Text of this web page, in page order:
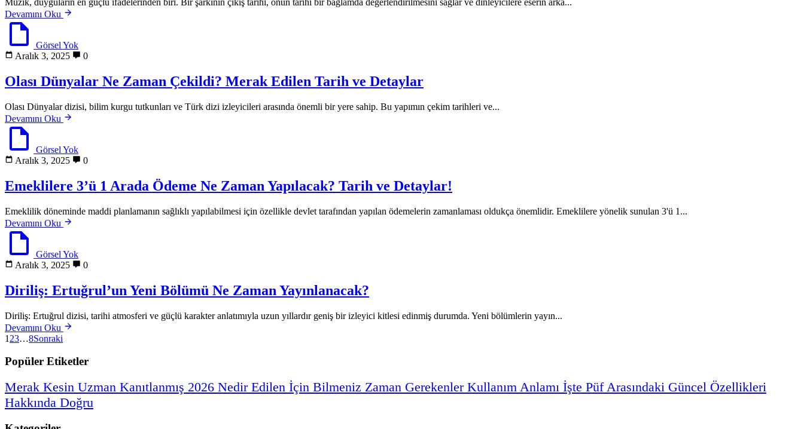
Müzik, duyguların en güçlü ifadelerinden biri. Bir şarkının çıkış tarihi, onun tarihi bir bağlamda değerlendirilmesini sağlar ve dinleyicilere eserin arka...
Devamını Oku
Görsel Yok
Aralık 3, 2025
0
Olası Dünyalar Ne Zaman Çekildi? Merak Edilen Tarih ve Detaylar
Olası Dünyalar dizisi, bilim kurgu tutkunları ve Türk dizi izleyicileri arasında önemli bir yere sahip. Bu yapımın çekim tarihleri ve...
Devamını Oku
Görsel Yok
Aralık 3, 2025
0
Emeklilere 3’ü 1 Arada Ödeme Ne Zaman Yapılacak? Tarih ve Detaylar!
Emeklilik döneminde maddi planlamanın sağlıklı yapılabilmesi için özellikle devlet tarafından yapılan ödemelerin zamanlaması oldukça önemlidir. Emeklilere yönelik sunulan 3'ü 1...
Devamını Oku
Görsel Yok
Aralık 3, 2025
0
Diriliş: Ertuğrul’un Yeni Bölümü Ne Zaman Yayınlanacak?
Diriliş: Ertuğrul dizisi, tarihi atmosferi ve güçlü karakter anlatımıyla uzun yıllardır geniş bir izleyici kitlesi edinmiş durumda. Yeni bölümlerin yayın...
Devamını Oku
1 23…8Sonraki
Popüler Etiketler
Merak Kesin Uzman Kanıtlanmış 2026 Nedir Edilen İçin Bilmeniz Zaman Gerekenler Kullanım Anlamı İşte Püf Arasındaki Güncel Özellikleri
Hakkında Doğru